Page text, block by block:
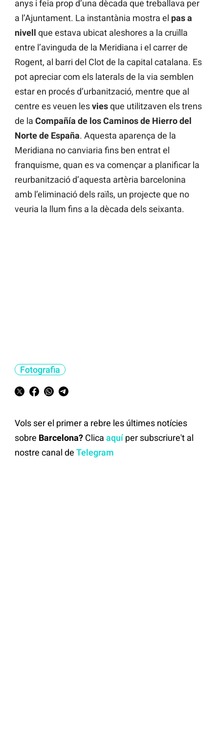
anys i feia prop d’una dècada que treballava per
a l’Ajuntament. La instantània mostra el pas a
nivell que estava ubicat aleshores a la cruïlla
entre l’avinguda de la Meridiana i el carrer de
Rogent, al barri del Clot de la capital catalana. Es
pot apreciar com els laterals de la via semblen
estar en procés d’urbanització, mentre que al
centre es veuen lesviesque utilitzaven els trens
de la Compañía de los Caminos de Hierro del
Norte de España. Aquesta aparença de la
Meridiana no canviaria fins ben entrat el
franquisme, quan es va començar a planificar la
reurbanització d’aquesta artèria barcelonina
amb l’eliminació dels raïls, un projecte que no
veuria la llum fins a la dècada dels seixanta.
Fotografia
Vols ser el primer a rebre les últimes notícies
sobre Barcelona? Clica aquíper subscriure't al
nostre canal de Telegram